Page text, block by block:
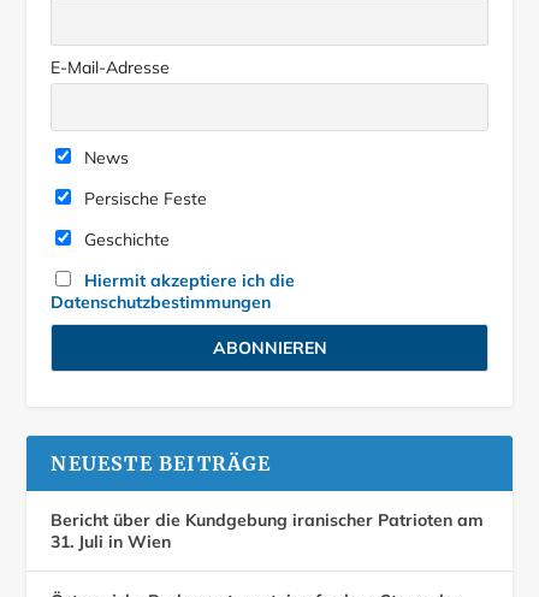
E-Mail-Adresse
News
Persische Feste
Geschichte
Hiermit akzeptiere ich die
Datenschutzbestimmungen
NEUESTE BEITRÄGE
Bericht über die Kundgebung iranischer Patrioten am
31. Juli in Wien